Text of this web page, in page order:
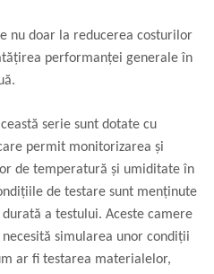
nu doar la reducerea costurilor
performanței generale în
serie sunt dotate cu
permit monitorizarea și
de temperatură și umiditate în
de testare sunt menținute
a testului. Aceste camere
simularea unor condiții
ar fi testarea materialelor,